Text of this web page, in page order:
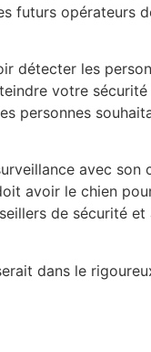
futurs opérateurs
détecter les
votre
personnes
avec son
avoir le chien
de sécurité et
dans le